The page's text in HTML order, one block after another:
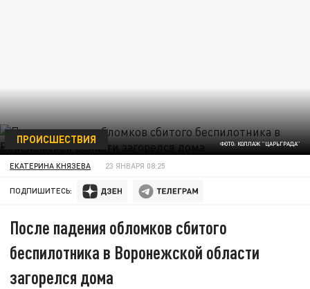
ФОТО: КОЛЛАЖ "ЦАРЬГРАДА"
ПРОИСШЕСТВИЯ
ЕКАТЕРИНА КНЯЗЕВА 23 ЯНВАРЯ 08:25
ПОДПИШИТЕСЬ:
После падения обломков сбитого
беспилотника в Воронежской области
загорелся дома